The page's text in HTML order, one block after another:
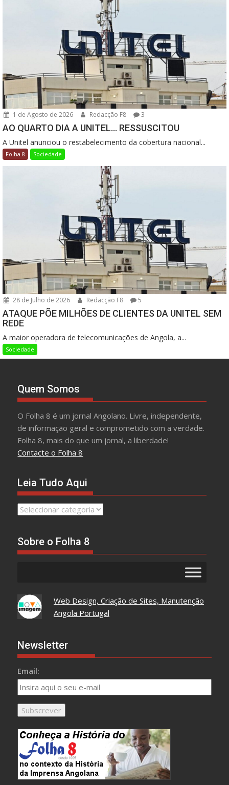
1 de Agosto de 2026 Redacção F8 3
AO QUARTO DIA A UNITEL… RESSUSCITOU
A Unitel anunciou o restabelecimento da cobertura nacional...
Folha 8 Sociedade
28 de Julho de 2026 Redacção F8 5
ATAQUE PÕE MILHÕES DE CLIENTES DA UNITEL SEM
REDE
A maior operadora de telecomunicações de Angola, a...
Sociedade
Quem Somos
O Folha 8 é um jornal Angolano. Livre, independente,
de informação geral e comprometido com a verdade.
Folha 8, mais do que um jornal, a liberdade!
Contacte o Folha 8
Leia Tudo Aqui
Leia
Sobre o Folha 8
Web Design, Criação de Sites, Manutenção
Angola Portugal
Newsletter
Email: